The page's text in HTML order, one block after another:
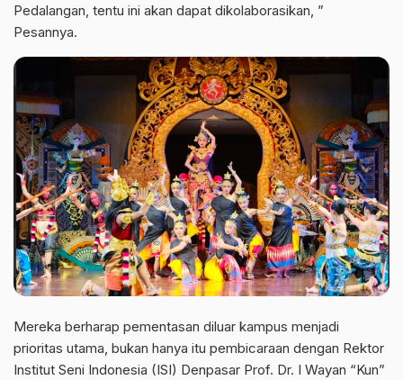
Pedalangan, tentu ini akan dapat dikolaborasikan, ”
Pesannya.
Mereka berharap pementasan diluar kampus menjadi
prioritas utama, bukan hanya itu pembicaraan dengan Rektor
Institut Seni Indonesia (ISI) Denpasar Prof. Dr. I Wayan “Kun”